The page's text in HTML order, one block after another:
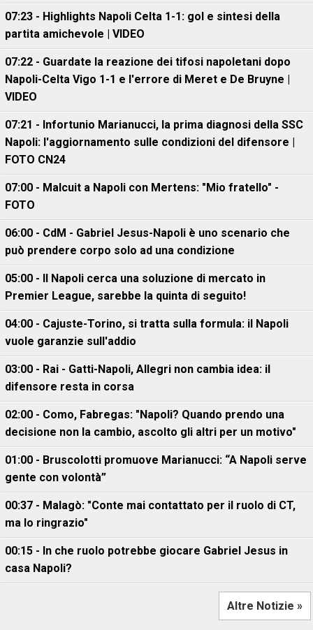
07:23 - Highlights Napoli Celta 1-1: gol e sintesi della
partita amichevole | VIDEO
07:22 - Guardate la reazione dei tifosi napoletani dopo
Napoli-Celta Vigo 1-1 e l'errore di Meret e De Bruyne |
VIDEO
07:21 - Infortunio Marianucci, la prima diagnosi della SSC
Napoli: l'aggiornamento sulle condizioni del difensore |
FOTO CN24
07:00 - Malcuit a Napoli con Mertens: "Mio fratello" -
FOTO
06:00 - CdM - Gabriel Jesus-Napoli è uno scenario che
può prendere corpo solo ad una condizione
05:00 - Il Napoli cerca una soluzione di mercato in
Premier League, sarebbe la quinta di seguito!
04:00 - Cajuste-Torino, si tratta sulla formula: il Napoli
vuole garanzie sull'addio
03:00 - Rai - Gatti-Napoli, Allegri non cambia idea: il
difensore resta in corsa
02:00 - Como, Fabregas: "Napoli? Quando prendo una
decisione non la cambio, ascolto gli altri per un motivo"
01:00 - Bruscolotti promuove Marianucci: “A Napoli serve
gente con volontà”
00:37 - Malagò: "Conte mai contattato per il ruolo di CT,
ma lo ringrazio"
00:15 - In che ruolo potrebbe giocare Gabriel Jesus in
casa Napoli?
Altre Notizie »